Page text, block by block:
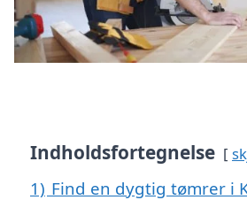
Indholdsfortegnelse
1) Find en dygtig tømrer i